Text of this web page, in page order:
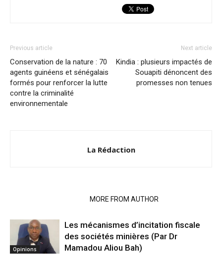
Previous article
Conservation de la nature : 70
agents guinéens et sénégalais
formés pour renforcer la lutte
contre la criminalité
environnementale
Next article
Kindia : plusieurs impactés de
Souapiti dénoncent des
promesses non tenues
La Rédaction
MORE FROM AUTHOR
Opinions
Les mécanismes d’incitation fiscale
des sociétés minières (Par Dr
Mamadou Aliou Bah)